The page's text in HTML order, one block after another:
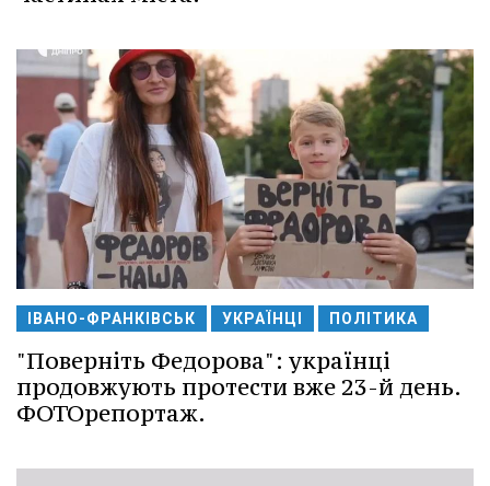
ІВАНО-ФРАНКІВСЬК УКРАЇНЦІ ПОЛІТИКА
"Поверніть Федорова": українці
продовжують протести вже 23-й день.
ФОТОрепортаж.